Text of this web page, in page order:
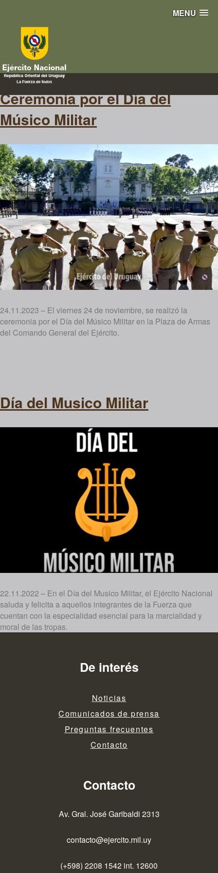
MENU
Músico
Ceremonia por el Día del
Músico Militar
24.11.2023 – El viernes 24 de noviembre, se realizó la
ceremonia por el Día del Músico Militar en la Plaza de Armas
del Comando General del Ejército.
Día del Musico Militar
22.11.2022 – En el Día del Musico Militar, el Ejército Nacional
saluda y felicita a aquellos integrantes de la Fuerza que
cuentan con la especialidad esencial para la marcialidad y
moral de las tropas.
De interés
Noticias
Comunicados de prensa
Preguntas frecuentes
Contacto
Contacto
Av. Gral. José Garibaldi 2313
contacto@ejercito.mil.uy
(+598) 2208 1542 int. 12600